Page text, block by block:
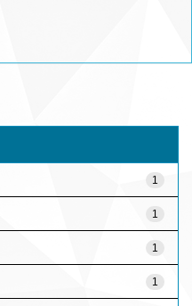
1
1
1
1